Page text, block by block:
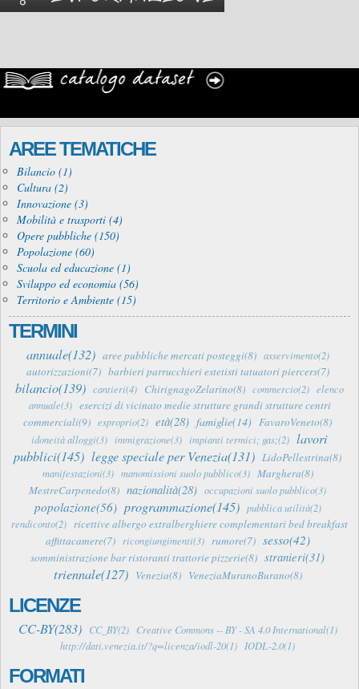
AREE TEMATICHE
Bilancio (1)
Cultura (2)
Innovazione (3)
Mobilità e trasporti (4)
Opere pubbliche (150)
Popolazione (60)
Scuola ed educazione (1)
Sviluppo ed economia (56)
Territorio e Ambiente (15)
TERMINI
annuale(132) aree pubbliche mercati posteggi(8) asservimento(2)
autorizzazioni(7) barbieri parrucchieri estetisti tatuatori piercers(7)
bilancio(139) cantieri(4) ChirignagoZelarino(8) commercio(2) elenco
annuale(3) esercizi di vicinato medie strutture grandi strutture centri
commerciali(9) esproprio(2) età(28) famiglie(14) FavaroVeneto(8)
idoneità alloggi(3) immigrazione(3) impianti termici; gas;(2) lavori
pubblici(145) legge speciale per Venezia(131) LidoPellestrina(8)
manifestazioni(3) manomissioni suolo pubblico(3) Marghera(8)
MestreCarpenedo(8) nazionalità(28) occupazioni suolo pubblico(3)
popolazione(56) programmazione(145) pubblica utilità(2)
rendiconto(2) ricettive albergo extralberghiere complementari bed breakfast
affittacamere(7)
ricongiungimenti(3) rumore(7) sesso(42)
somministrazione bar ristoranti trattorie pizzerie(8) stranieri(31)
triennale(127) Venezia(8) VeneziaMuranoBurano(8)
LICENZE
CC-BY(283) CC_BY(2)
Creative Commons -- BY - SA 4.0 International(1)
http://dati.venezia.it/?q=licenza/iodl-20(1)
IODL-2.0(1)
FORMATI